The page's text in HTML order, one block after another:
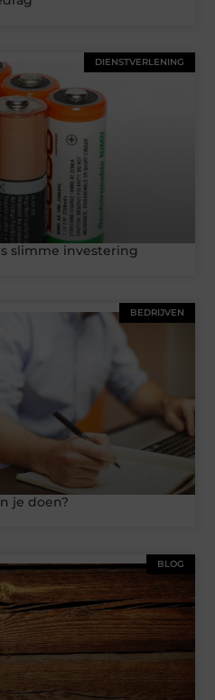
DIENSTVERLENING
slimme investering
BEDRIJVEN
je doen?
BLOG